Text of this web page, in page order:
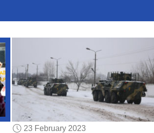
23 February 2023